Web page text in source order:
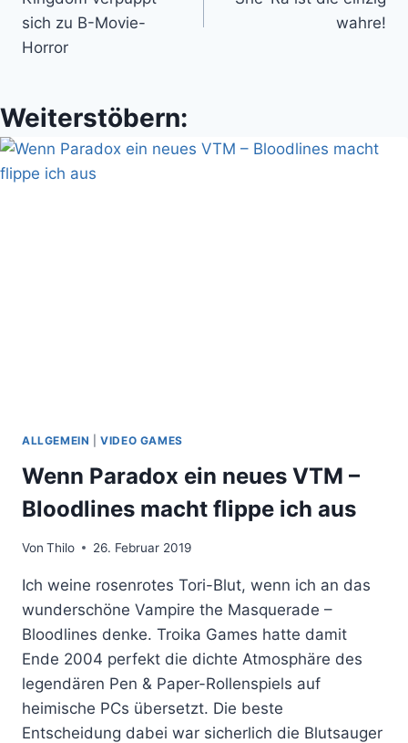
sich zu B-Movie-
Horror
wahre!
Weiterstöbern:
ALLGEMEIN |VIDEO GAMES
Wenn Paradox ein neues VTM –
Bloodlines macht flippe ich aus
Von Thilo 26. Februar 2019
Ich weine rosenrotes Tori-Blut, wenn ich an das
wunderschöne Vampire the Masquerade –
Bloodlines denke. Troika Games hatte damit
Ende 2004 perfekt die dichte Atmosphäre des
legendären Pen & Paper-Rollenspiels auf
heimische PCs übersetzt. Die beste
Entscheidung dabei war sicherlich die Blutsauger